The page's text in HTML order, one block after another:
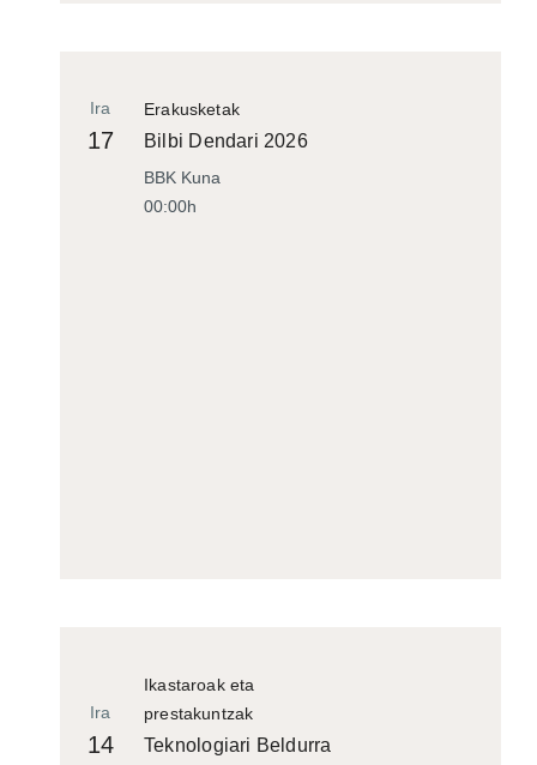
Erakusketak
Ira
17 Bilbi Dendari 2026
BBK Kuna
00:00h
Ikastaroak eta
prestakuntzak
Ira
14
Teknologiari Beldurra